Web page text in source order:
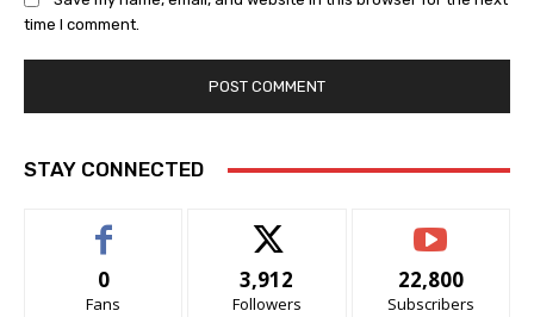
time I comment.
STAY CONNECTED
0
Fans
3,912
Followers
22,800
Subscribers